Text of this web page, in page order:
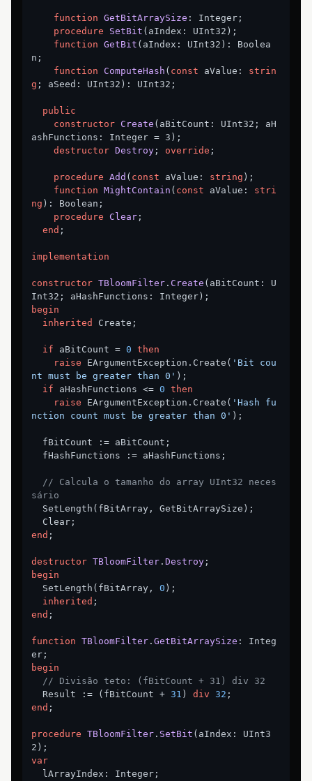
function GetBitArraySize :
Integer;
procedure
SetBit (aIndex: UInt32) ;
function GetBit (aIndex: UInt32) :
Boolea
n;
function
ComputeHash ( const aValue: strin
g ; aSeed: UInt32) : UInt32;
public
constructor
Create (aBitCount: UInt32; aH
ashFunctions: Integer = 3) ;
destructor Destroy; override ;
procedure Add ( const aValue: string ) ;
function MightContain ( const aValue: stri
ng ) :
Boolean;
procedure
Clear;
end ;
implementation
constructor TBloomFilter. Create (aBitCount: U
Int32; aHashFunctions: Integer) ;
begin
inherited
Create;
if aBitCount = 0 then
raise EArgumentException.Create( 'Bit cou
nt must be greater than 0' );
if aHashFunctions <= 0 then
raise EArgumentException.Create( 'Hash fu
nction count must be greater than 0' );
// Calcula o tamanho do array UInt32 neces
sário
end ;
destructor TBloomFilter. Destroy;
begin
  SetLength(fBitArray,
0 );
inherited
end ;
function TBloomFilter. GetBitArraySize :
Integ
begin
// Divisão teto: (fBitCount + 31) div 32
  Result := (fBitCount +
31 ) div 32
end ;
procedure TBloomFilter. SetBit (aIndex: UInt3
2) ;
var